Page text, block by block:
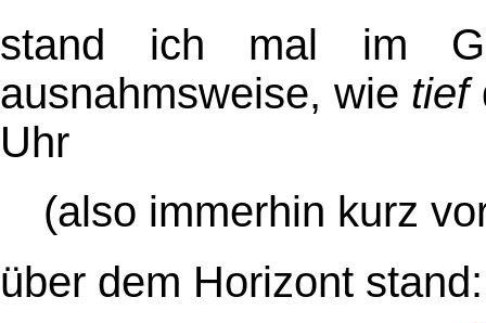
stand ich mal im
ausnahmsweise, wie tief
Uhr
(also immerhin kurz
über dem Horizont stand: